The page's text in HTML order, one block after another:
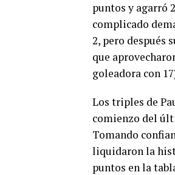
puntos y agarró
complicado
2, pero después
que
goleadora con
Los triples de
comienzo del
Tomando
liquidaron la
puntos en la